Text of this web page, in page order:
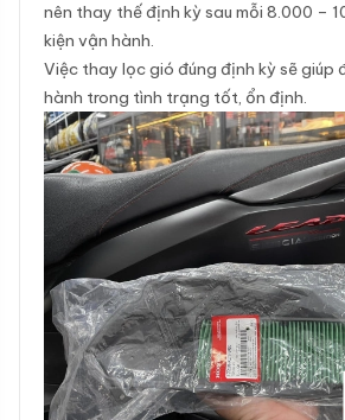
nên thay thế định kỳ sau mỗi 8.000 –
kiện vận hành.
Việc thay lọc gió đúng định kỳ sẽ giúp
hành trong tình trạng tốt, ổn định.